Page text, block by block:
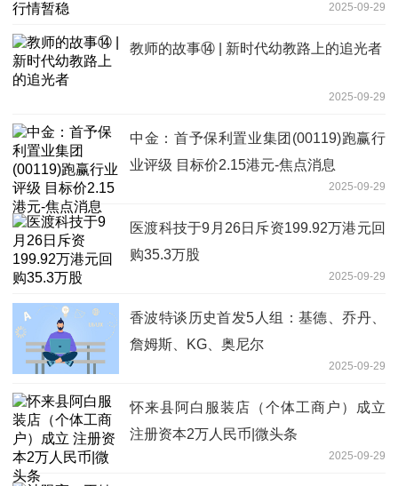
2025-09-29
教师的故事⑭ | 新时代幼教路上的追光者
2025-09-29
中金：首予保利置业集团(00119)跑赢行
业评级 目标价2.15港元-焦点消息
2025-09-29
医渡科技于9月26日斥资199.92万港元回
购35.3万股
2025-09-29
香波特谈历史首发5人组：基德、乔丹、
詹姆斯、KG、奥尼尔
2025-09-29
怀来县阿白服装店（个体工商户）成立
注册资本2万人民币|微头条
2025-09-29